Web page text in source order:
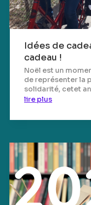
Idées de
cadeau !
Noël est un
de représenter la
solidarité, cetet
lire plus